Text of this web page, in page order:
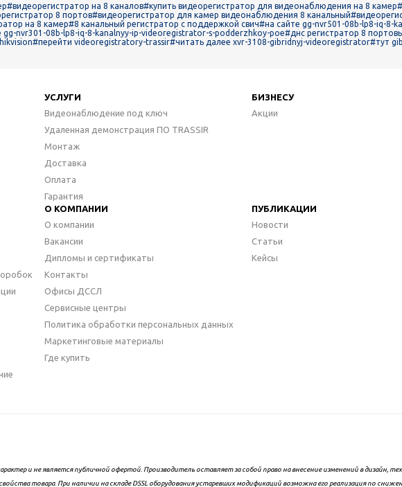
#видеорегистратор на 8 каналов#купить видеорегистратор для видеонаблюдения на 8 камер
8 портов#видеорегистратор для камер видеонаблюдения 8 канальный
на 8 камер#8 канальный регистратор с поддержкой свич#на сайте gg-nvr501-08b-lp8-iq-8-
nvr301-08b-lp8-iq-8-kanalnyy-ip-videoregistrator-s-podderzhkoy-poe#днс регистратор 8
#перейти videoregistratory-trassir#читать далее xvr-3108-gibridnyj-videoregistrator#тут
УСЛУГИ
Видеонаблюдение под ключ
Удаленная демонстрация ПО TRASSIR
Монтаж
Доставка
Оплата
Гарантия
БИЗНЕСУ
Акции
О КОМПАНИИ
О компании
Вакансии
Дипломы и сертификаты
Контакты
Офисы ДССЛ
Сервисные центры
Политика обработки персональных данных
Маркетинговые материалы
Где купить
ПУБЛИКАЦИИ
Новости
Статьи
Кейсы
и не является публичной офертой. Производитель оставляет за собой право на внесение изменений в дизайн,
товара. При наличии на складе DSSL оборудования устаревших модификаций возможна его реализация по